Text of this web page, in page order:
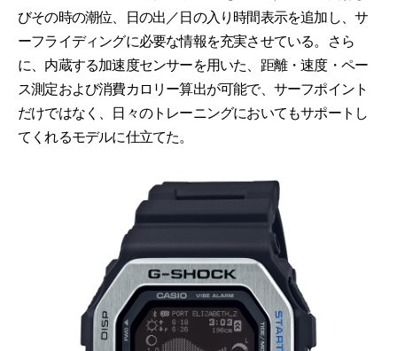
びその時の潮位、日の出／日の入り時間表示を追加し、サ
ーフライディングに必要な情報を充実させている。さら
に、内蔵する加速度センサーを用いた、距離・速度・ペー
ス測定および消費カロリー算出が可能で、サーフポイント
だけではなく、日々のトレーニングにおいてもサポートし
てくれるモデルに仕立てた。